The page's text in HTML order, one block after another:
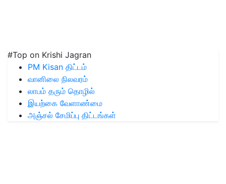
#Top on Krishi Jagran
PM Kisan திட்டம்
வானிலை நிலவரம்
லாபம் தரும் தொழில்
இயற்கை வேளாண்மை
அஞ்சல் சேமிப்பு திட்டங்கள்